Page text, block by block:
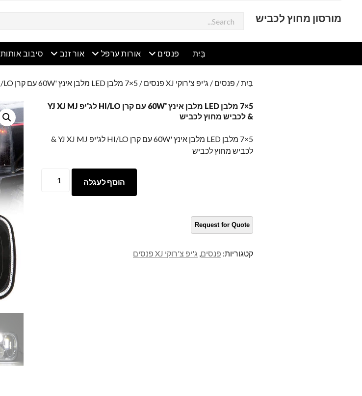
מורסון מחוץ לכביש לְחַפֵּשׂ
בַּיִת פנסים
תפריט פתוח אורות ערפל
תפריט פתוח אור זנב
תפריט פתוח סיבוב אותות
בַּיִת/ פנסים / ג'יפ צ'רוקי XJ פנסים / 5×7 מלבן LED מלבן אינץ '60W עם קרן HI/LO לג'יפ YJ XJ MJ & לכביש מחוץ לכביש
5×7 מלבן LED מלבן אינץ '60W עם קרן HI/LO לג'יפ YJ XJ MJ
& לכביש מחוץ לכביש
5×7 מלבן LED מלבן אינץ '60W עם קרן HI/LO לג'יפ YJ XJ MJ &
לכביש מחוץ לכביש
מלבן
הוסף לעגלה
קטגוריות: פנסים, ג'יפ צ'רוקי XJ פנסים